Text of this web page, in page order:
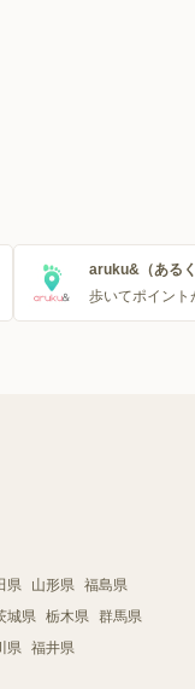
aruku&（ある
歩いてポイント
県 山形県 福島県
城県 栃木県 群馬県
県 福井県